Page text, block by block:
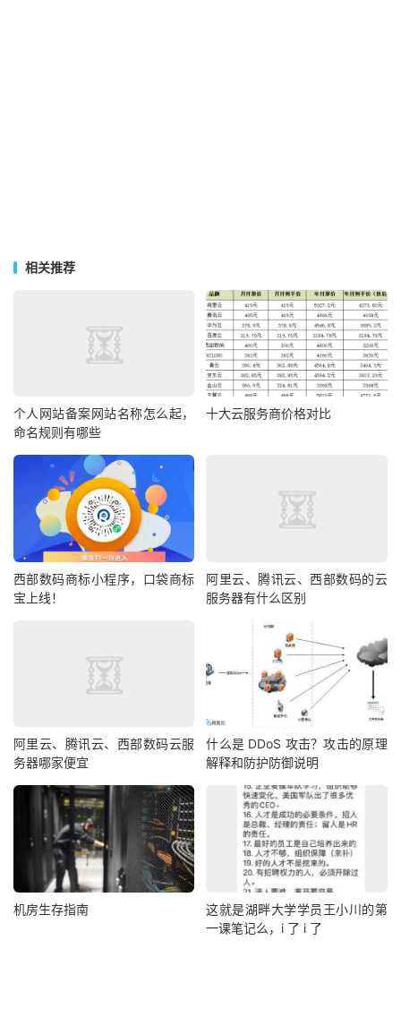
相关推荐
个人网站备案网站名称怎么起，
命名规则有哪些
十大云服务商价格对比
西部数码商标小程序，口袋商标
宝上线！
阿里云、腾讯云、西部数码的云
服务器有什么区别
阿里云、腾讯云、西部数码云服
务器哪家便宜
什么是 DDoS 攻击？攻击的原理
解释和防护防御说明
机房生存指南
这就是湖畔大学学员王小川的第
一课笔记么，i 了 i 了